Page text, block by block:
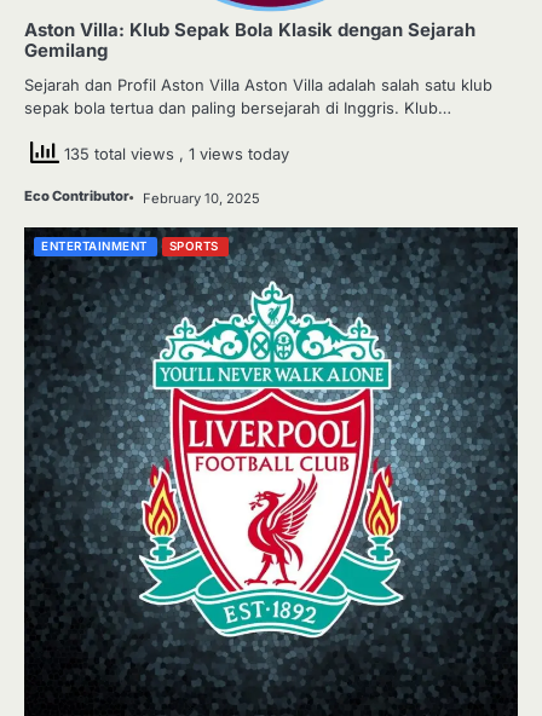
Aston Villa: Klub Sepak Bola Klasik dengan Sejarah
Gemilang
Sejarah dan Profil Aston Villa Aston Villa adalah salah satu klub
sepak bola tertua dan paling bersejarah di Inggris. Klub…
135 total views , 1 views today
Eco Contributor February 10, 2025
ENTERTAINMENT SPORTS